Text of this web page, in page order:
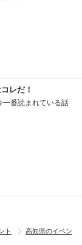
レだ！
一番読まれている話
ト
高知県のイベン